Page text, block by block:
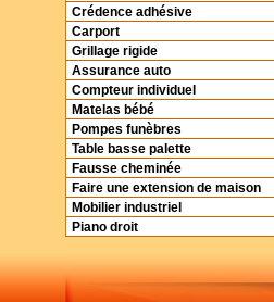
Crédence adhésive
Carport
Grillage rigide
Assurance auto
Compteur individuel
Matelas bébé
Pompes funèbres
Table basse palette
Fausse cheminée
Faire une extension de maison
Mobilier industriel
Piano droit